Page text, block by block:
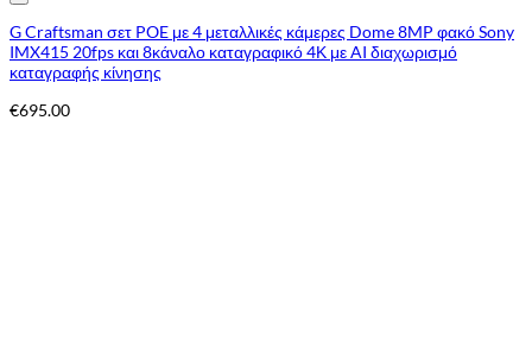
G Craftsman σετ POE με 4 μεταλλικές κάμερες Dome 8MP φακό Sony
IMX415 20fps και 8κάναλο καταγραφικό 4Κ με AI διαχωρισμό
καταγραφής κίνησης
€695.00